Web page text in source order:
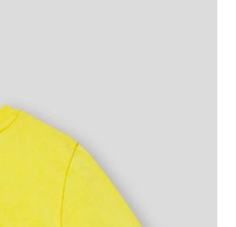
Потребителско име